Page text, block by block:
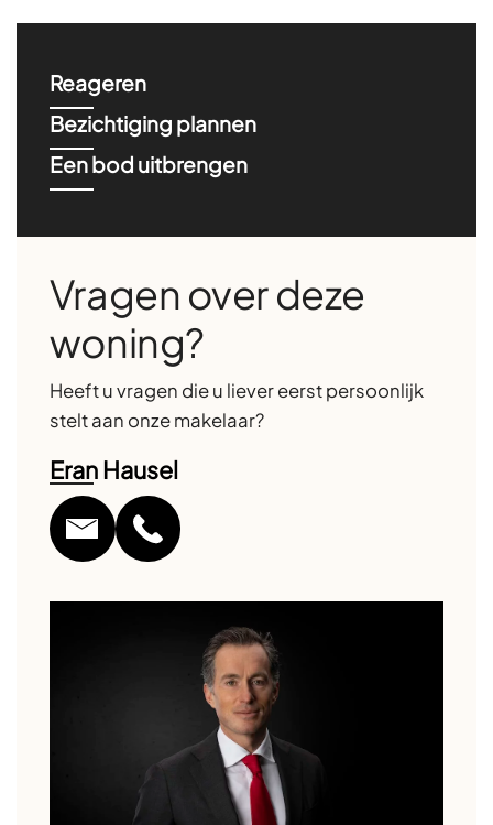
Reageren
Bezichtiging plannen
Een bod uitbrengen
Vragen over deze
woning?
Heeft u vragen die u liever eerst persoonlijk
stelt aan onze makelaar?
Eran Hausel